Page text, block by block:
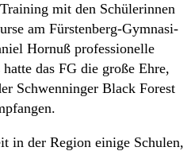
mit den Schüle­rin­nen
am Fürsten­­berg-Gymna­­si­
Hornuß profes­sio­nel­le
das FG die große Ehre,
Schwen­nin­ger Black Forest
in der Region einige Schulen,